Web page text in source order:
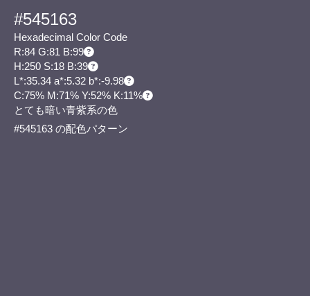
#545163
Hexadecimal Color Code
R:84 G:81 B:99
H:250 S:18 B:39
L*:35.34 a*:5.32 b*:-9.98
C:75% M:71% Y:52% K:11%
とても暗い青紫系の色
#545163 の配色パターン